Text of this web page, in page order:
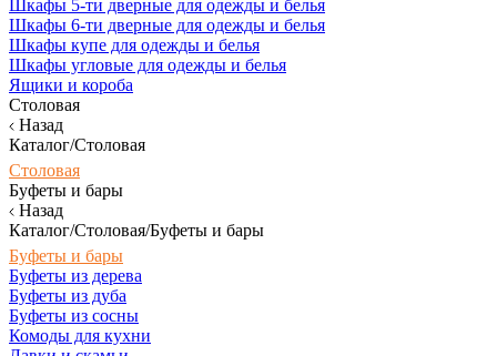
Шкафы 5-ти дверные для одежды и белья
Шкафы 6-ти дверные для одежды и белья
Шкафы купе для одежды и белья
Шкафы угловые для одежды и белья
Ящики и короба
Столовая
Назад
Каталог/Столовая
Столовая
Буфеты и бары
Назад
Каталог/Столовая/Буфеты и бары
Буфеты и бары
Буфеты из дерева
Буфеты из дуба
Буфеты из сосны
Комоды для кухни